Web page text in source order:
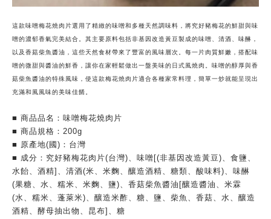
這款味噌梅花燒肉片選用了精緻的味噌和多種天然調味料，將究好豬梅花的鮮甜與味
噌的濃郁香氣完美結合。其主要原料包括非基因改造黃豆製成的味噌、清酒、味醂，
以及香菇柴魚醬油，這些天然食材帶來了豐富的風味層次。每一片肉質鮮嫩，搭配味
噌的微甜與醬油的鮮香，讓你在家輕鬆做出一盤美味的日式風燒肉。味噌的醇厚與香
菇柴魚醬油的特殊風味，使這款梅花燒肉片適合各種家常料理，簡單一炒就能呈現出
充滿和風風味的美味佳餚。
■ 商品品名：味噌梅花燒肉片
■ 商品規格：200g
■ 原產地(國)：台灣
■ 成分：究好豬梅花肉片(台灣)、味噌[(非基因改造黃豆)、食鹽、
水飴、酒精]、清酒(米、米麴、釀造酒精、糖類、酸味料)、味醂
(果糖、水、糯米、米麴、鹽)、香菇柴魚醬油[釀造醬油、米霖
(水、糯米、蓬萊米)、釀造米酢、糖、鹽、柴魚、香菇、水、釀造
酒精、酵母抽出物、昆布]、糖